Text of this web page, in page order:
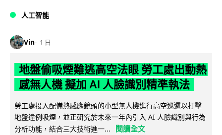
人工智能
Vin 1 日
地盤偷吸煙難逃高空法眼 勞工處出動熱
感無人機 擬加 AI 人臉識別精準執法
勞工處投入配備熱感應鏡頭的小型無人機進行高空巡邏以打擊
地盤違例吸煙，並正研究於未來一年內引入 AI 人臉識別與行為
分析功能，結合三大技術進一...
閱讀全文